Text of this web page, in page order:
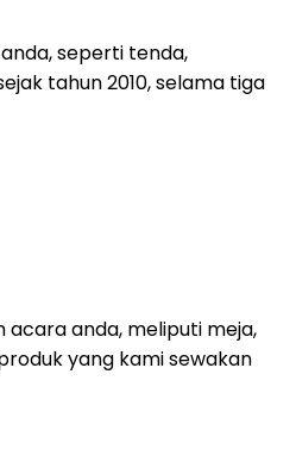
seperti tenda,
tahun 2010, selama tiga
anda, meliputi meja,
yang kami sewakan